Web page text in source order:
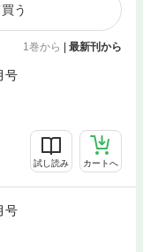
う
1巻から | 最新刊から
号
試し読み カートへ
号